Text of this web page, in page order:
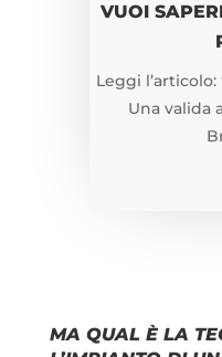
VUOI
Leggi l’articolo:
Una valida
MA QUAL È LA